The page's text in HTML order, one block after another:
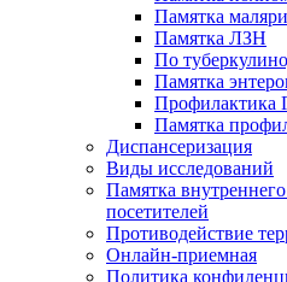
Памятка
Памятка ЛЗН
По
Памятка
Памятка
Диспансеризация
Виды исследований
Памятка
посетителей
Противодействие
Онлайн-приемная
Политика